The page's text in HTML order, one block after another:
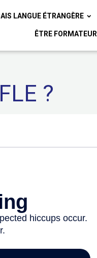
LANGUE ÉTRANGÈRE
ÊTRE FORMATEUR
?